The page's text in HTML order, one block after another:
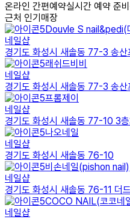
온라인 간편예약실시간 예약 준
근처 인기매장
Douvle S nail&pedi(
네일샵
경기도 화성시 새솔동 77-3 송산
래쉬드비비
네일샵
경기도 화성시 새솔동 77-3 송산
프롬제이
네일샵
경기도 화성시 새솔동 77-10 3
나오네일
네일샵
경기도 화성시 새솔동 76-10
비손네일(pishon nail)
네일샵
경기도 화성시 새솔동 76-11 더
COCO NAIL(코코네
네일샵